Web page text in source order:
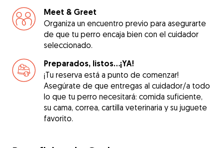
Meet & Greet
Organiza un encuentro previo para asegurarte
de que tu perro encaja bien con el cuidador
seleccionado.
Preparados, listos...¡YA!
¡Tu reserva está a punto de comenzar!
Asegúrate de que entregas al cuidador/a todo
lo que tu perro necesitará: comida suficiente,
su cama, correa, cartilla veterinaria y su juguete
favorito.